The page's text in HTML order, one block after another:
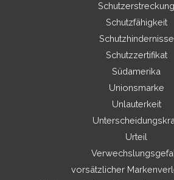
Schutzerstreckung
Schutzfähigkeit
Schutzhindernisse
Schutzzertifikat
Südamerika
Unionsmarke
Unlauterkeit
Urteil
vorsätzlicher